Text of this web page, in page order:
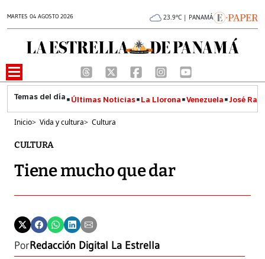
MARTES 04 AGOSTO 2026 23.9°C | PANAMÁ
Últimas Noticias La Llorona Venezuela José
Inicio> Vida y cultura> Cultura
CULTURA
Tiene mucho que dar
PorRedacción Digital La Estrella